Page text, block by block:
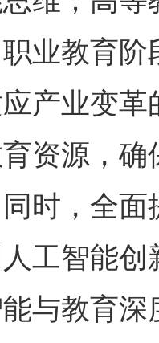
业教育
产业变
资源，
时，全
工智能
与教育